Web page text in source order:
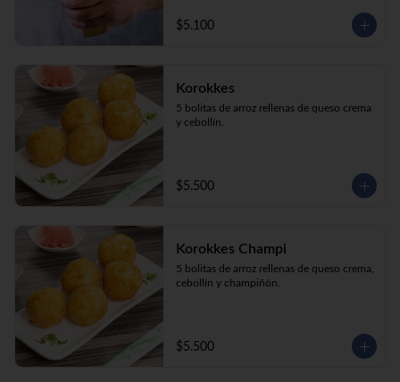
$5.100
Korokkes
5 bolitas de arroz rellenas de queso crema
y cebollín.
$5.500
Korokkes Champi
5 bolitas de arroz rellenas de queso crema,
cebollín y champiñón.
$5.500